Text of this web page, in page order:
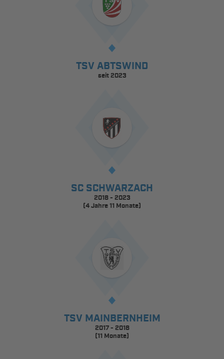
TSV ABTSWIND
seit 2023
SC SCHWARZACH
2018 - 2023
(4 Jahre 11 Monate)
TSV MAINBERNHEIM
2017 - 2018
(11 Monate)